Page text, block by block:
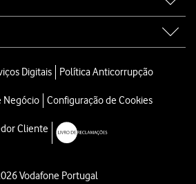
Digitais Política Anticorrupção
Negócio Configuração de Cookies
Cliente
Vodafone Portugal